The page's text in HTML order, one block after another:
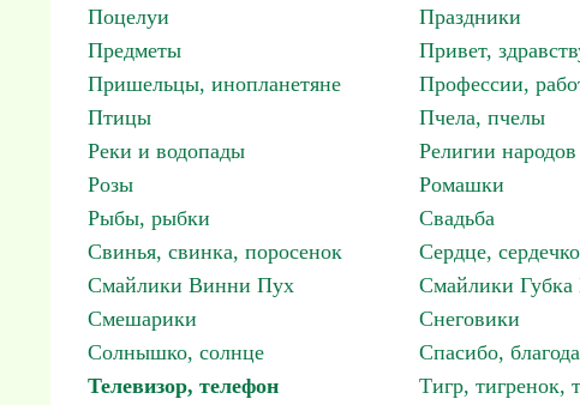
Поцелуи
Праздники
Предметы
Привет,
Пришельцы, инопланетяне
Профессии,
Птицы
Пчела, пчелы
Реки и водопады
Религии
Розы
Ромашки
Рыбы, рыбки
Свадьба
Свинья, свинка, поросенок
Сердце, сердечко
Смайлики Винни Пух
Смайлики Губка
Смешарики
Снеговики
Солнышко, солнце
Спасибо,
Телевизор, телефон
Тигр, тигренок,